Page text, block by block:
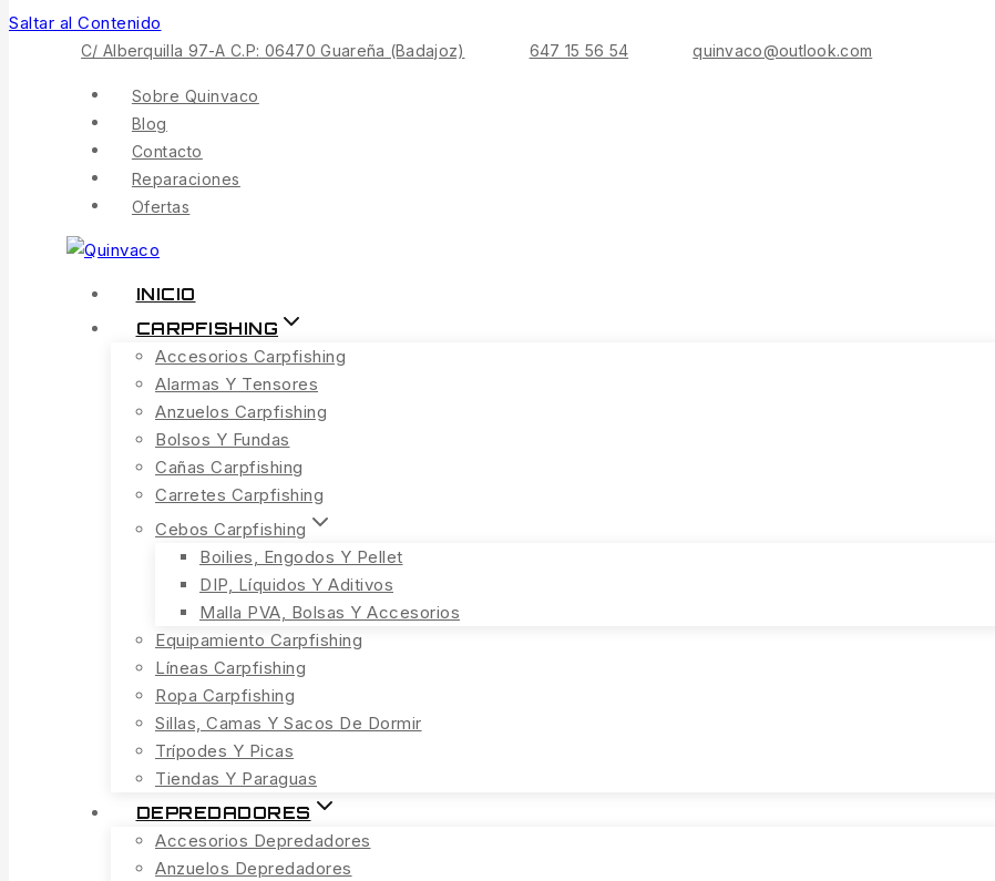
Saltar al Contenido
C/ Alberquilla 97-A C.P: 06470 Guareña (Badajoz) 647 15 56 54 quinvaco@outlook.com
Sobre Quinvaco
Blog
Contacto
Reparaciones
Ofertas
INICIO
CARPFISHING
Accesorios Carpfishing
Alarmas Y Tensores
Anzuelos Carpfishing
Bolsos Y Fundas
Cañas Carpfishing
Carretes Carpfishing
Cebos Carpfishing
Boilies, Engodos Y Pellet
DIP, Líquidos Y Aditivos
Malla PVA, Bolsas Y Accesorios
Equipamiento Carpfishing
Líneas Carpfishing
Ropa Carpfishing
Sillas, Camas Y Sacos De Dormir
Trípodes Y Picas
Tiendas Y Paraguas
DEPREDADORES
Accesorios Depredadores
Anzuelos Depredadores